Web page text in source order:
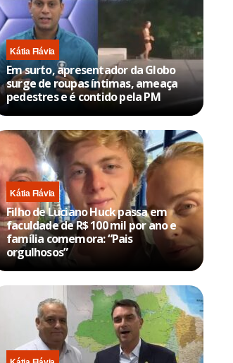
Kátia Flávia
Em surto, apresentador da Globo
surge de roupas íntimas, ameaça
pedestres e é contido pela PM
Kátia Flávia
Filho de Luciano Huck passa em
faculdade de R$ 100 mil por ano e
família comemora: “Pais
orgulhosos”